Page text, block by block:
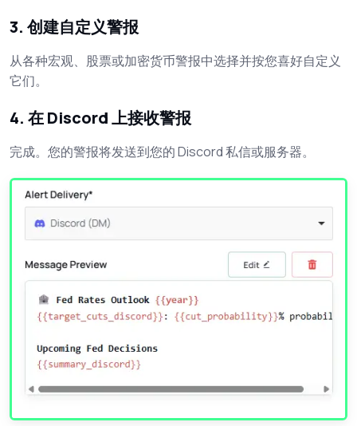
3. 创建自定义警报
从各种宏观、股票或加密货币警报中选择并按您喜好自定义
它们。
4. 在 Discord 上接收警报
完成。您的警报将发送到您的 Discord 私信或服务器。